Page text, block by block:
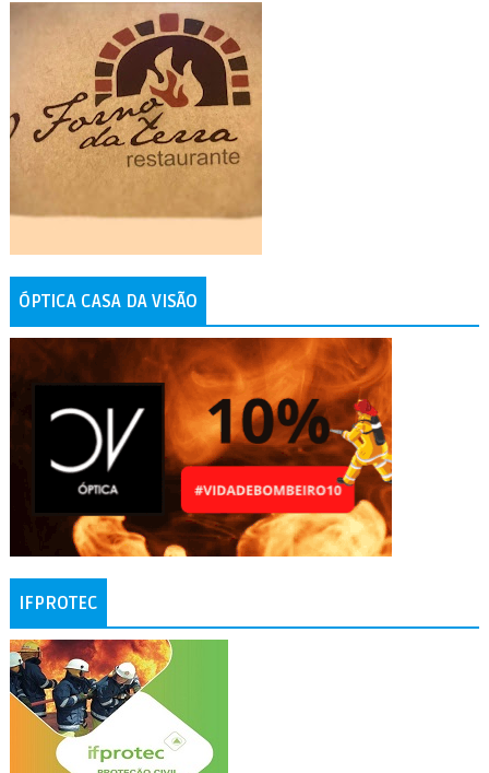
ÓPTICA CASA DA VISÃO
IFPROTEC